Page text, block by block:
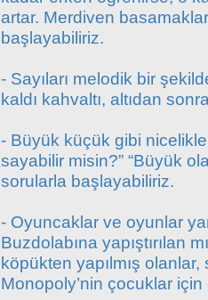
artar. Merdiven
başlayabiliriz.
- Sayıları melodik bir
kaldı kahvaltı, altıdan
- Büyük küçük gibi
sayabilir misin?” “Büyük
sorularla başlayabiliriz.
- Oyuncaklar ve oyunlar
Buzdolabına yapıştırılan
köpükten yapılmış
Monopoly’nin çocuklar